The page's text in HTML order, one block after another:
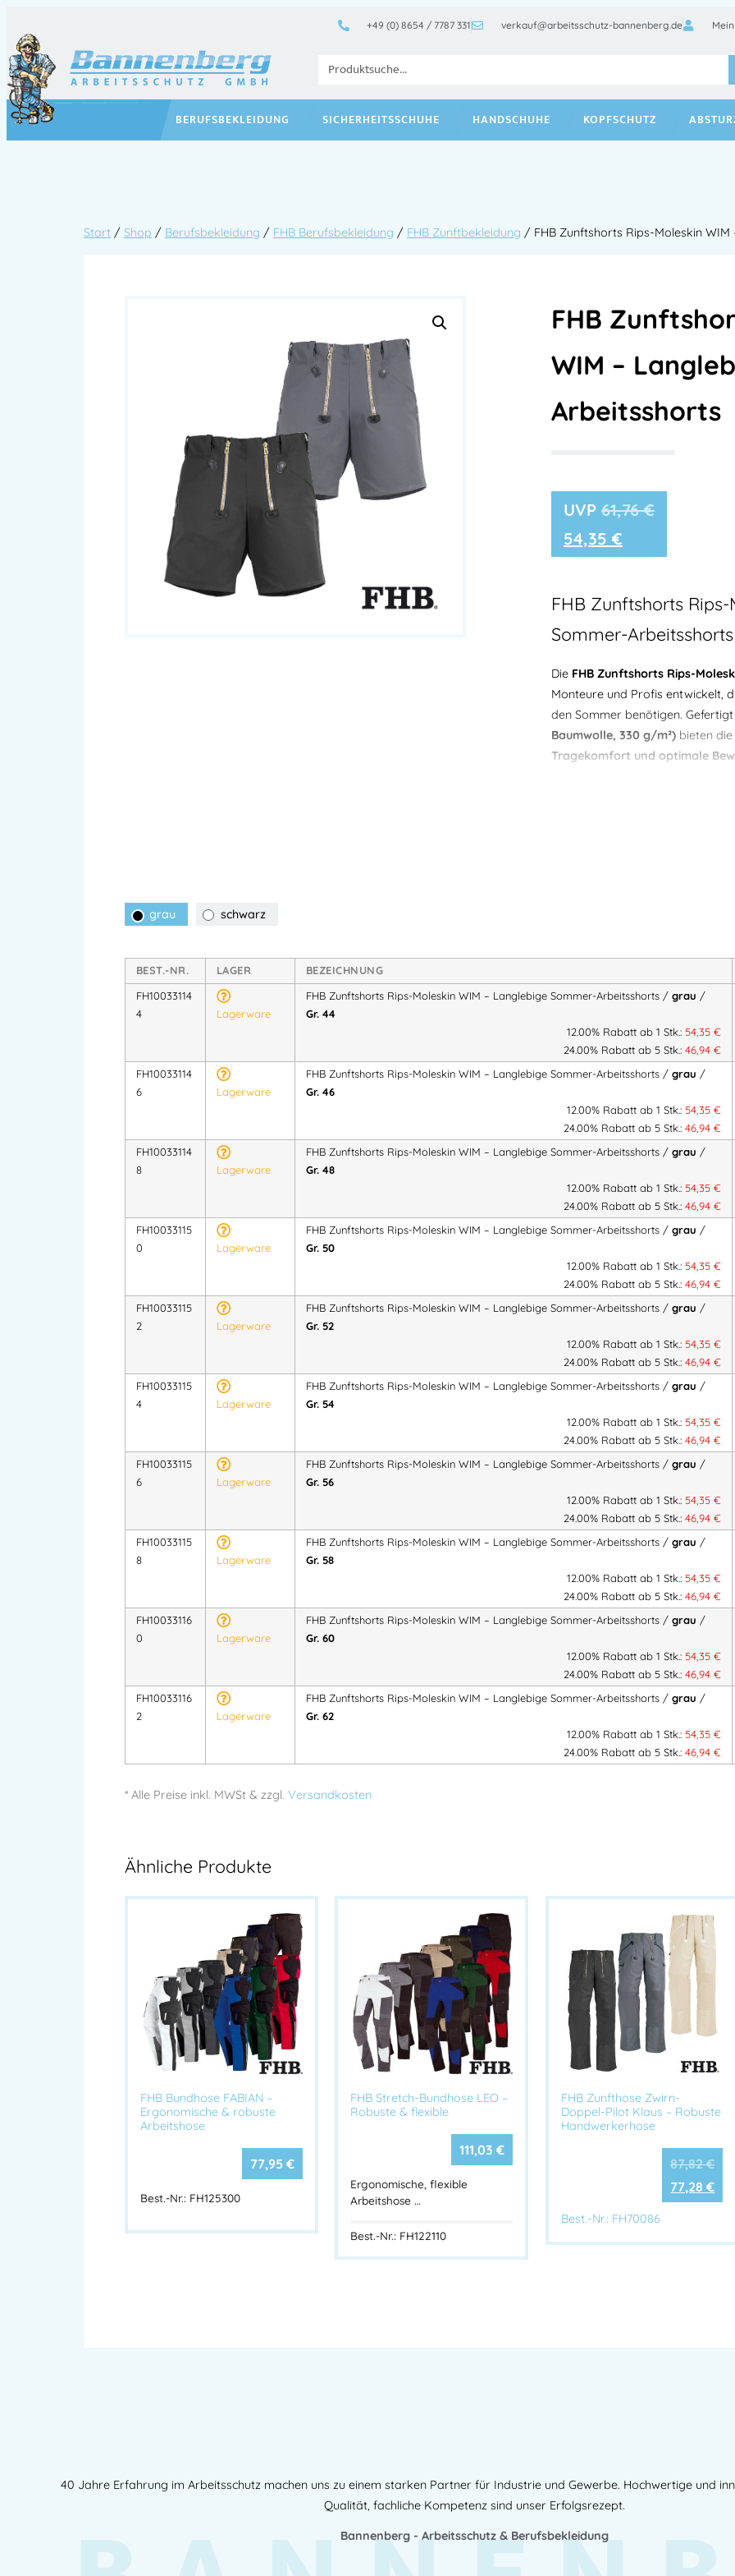
+49 (0) 8654 / 7787 331 verkauf@arbeitsschutz-bannenberg.de
BERUFSBEKLEIDUNG SICHERHEITSSCHUHE HANDSCHUHE KOPFSCHUTZ
Start / Shop / Berufsbekleidung / FHB Berufsbekleidung / FHB Zunftbekleidung / FHB Zunftshorts Rips-Moleskin
FHB
WIM –
Arbeitsshorts
61,76€
54,35 €
FHB Zunftshorts
Sommer-
Die FHB Zunftshorts Rips-
Monteure und Profis entwickelt,
den Sommer benötigen.
Baumwolle, 330 g/m²) bieten
Tragekomfort und optimale
Arbeitstagen oder intensiven
langlebig
Zunft-Design:traditionell,
Taschen:Zwei
Seitenlänge:
48 cm bei
Schutz
Vorteile:
✔ Langlebiges Material für harte
✔ Komfortable Passform für
✔ Robuste Verarbeitung und
✔ Klassisches Zunftshorts-
✔ Ideal für heiße Sommertage,
DieFHB Zunftshorts Rips-
die robuste, langlebige und
FHB Zunftshorts Rips-Moleskin
% Baumwolle für Handwerk,
Zollstocktaschen, langlebig und
FHB Zunftshorts WIM, Rips-
Handwerker Shorts, Zunfthose
Zunftshorts Baumwolle
Artikelnummer: FH10033
Berufsbekleidung, Zunftbekleidung
Herstellerinformationen
Hersteller:
FHB original GmbH & Co. KG
Adresse:
Blankenfohrweg 7-9
32139 Spenge – DEUTSCHLAN
Mehr Information E-Mail:
BEST.-NR. LAGER BEZEICHNUNG
FH10033114
4
Lagerware
FHB Zunftshorts Rips-Moleskin WIM – Langlebige Sommer-Arbeitsshorts / grau /
Gr. 44
12.00% Rabatt ab 1 Stk.: 54,35€
24.00% Rabatt ab 5 Stk.:46,94€
FH10033114
6
Lagerware
FHB Zunftshorts Rips-Moleskin WIM – Langlebige Sommer-Arbeitsshorts / grau /
Gr. 46
12.00% Rabatt ab 1 Stk.: 54,35€
24.00% Rabatt ab 5 Stk.:46,94€
FH10033114
8
Lagerware
FHB Zunftshorts Rips-Moleskin WIM – Langlebige Sommer-Arbeitsshorts / grau /
Gr. 48
12.00% Rabatt ab 1 Stk.: 54,35€
24.00% Rabatt ab 5 Stk.:46,94€
FH10033115
0
Lagerware
FHB Zunftshorts Rips-Moleskin WIM – Langlebige Sommer-Arbeitsshorts / grau /
Gr. 50
12.00% Rabatt ab 1 Stk.: 54,35€
24.00% Rabatt ab 5 Stk.:46,94€
FH10033115
2
Lagerware
FHB Zunftshorts Rips-Moleskin WIM – Langlebige Sommer-Arbeitsshorts / grau /
Gr. 52
12.00% Rabatt ab 1 Stk.: 54,35€
24.00% Rabatt ab 5 Stk.:46,94€
FH10033115
4
Lagerware
FHB Zunftshorts Rips-Moleskin WIM – Langlebige Sommer-Arbeitsshorts / grau /
Gr. 54
12.00% Rabatt ab 1 Stk.: 54,35€
24.00% Rabatt ab 5 Stk.:46,94€
FH10033115
6
Lagerware
FHB Zunftshorts Rips-Moleskin WIM – Langlebige Sommer-Arbeitsshorts / grau /
Gr. 56
12.00% Rabatt ab 1 Stk.: 54,35€
24.00% Rabatt ab 5 Stk.:46,94€
FH10033115
8
Lagerware
FHB Zunftshorts Rips-Moleskin WIM – Langlebige Sommer-Arbeitsshorts / grau /
Gr. 58
12.00% Rabatt ab 1 Stk.: 54,35€
24.00% Rabatt ab 5 Stk.:46,94€
FH10033116
0
Lagerware
FHB Zunftshorts Rips-Moleskin WIM – Langlebige Sommer-Arbeitsshorts / grau /
Gr. 60
12.00% Rabatt ab 1 Stk.: 54,35€
24.00% Rabatt ab 5 Stk.:46,94€
FH10033116
2
Lagerware
FHB Zunftshorts Rips-Moleskin WIM – Langlebige Sommer-Arbeitsshorts / grau /
Gr. 62
12.00% Rabatt ab 1 Stk.: 54,35€
24.00% Rabatt ab 5 Stk.:46,94€
grau schwarz
* Alle Preise inkl. MWSt & zzgl. Versandkosten
Ähnliche Produkte
FHB Bundhose FABIAN –
Ergonomische & robuste
Arbeitshose
77,95 €
Best.-Nr.: FH125300
FHB Stretch-Bundhose LEO –
Robuste & flexible
111,03 €
Ergonomische, flexible
Arbeitshose …
Best.-Nr.: FH122110
FHB Zunfthose Zwirn-
Doppel-Pilot Klaus – Robuste
Handwerkerhose
87,82€
77,28€
Best.-Nr.: FH70086
40 Jahre Erfahrung im Arbeitsschutz machen uns zu einem starken Partner für Industrie und Gewerbe. Hochwertige und
Qualität, fachliche Kompetenz sind unser Erfolgsrezept.
Bannenberg - Arbeitsschutz & Berufsbekleidung